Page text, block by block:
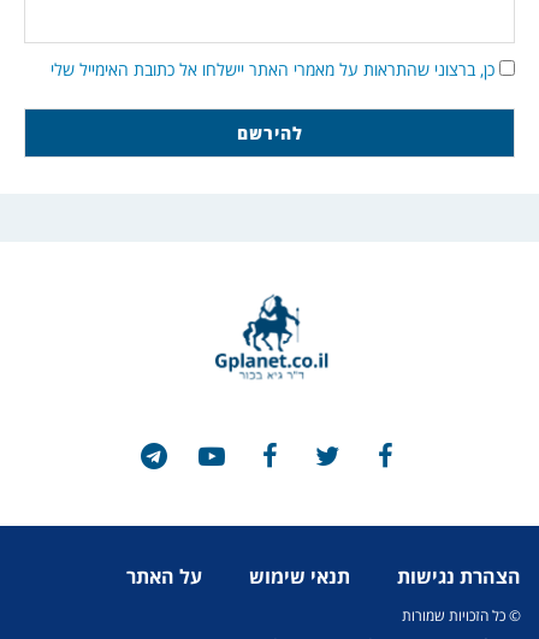
כן, ברצוני שהתראות על מאמרי האתר יישלחו אל כתובת האימייל שלי
הצהרת נגישות תנאי שימוש על האתר
© כל הזכויות שמורות